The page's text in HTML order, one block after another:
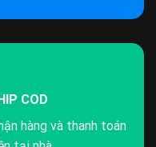
COD
hàng và thanh toán